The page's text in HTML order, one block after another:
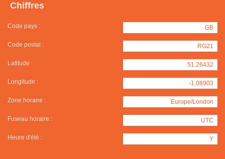
Chiffres
Code pays : GB
Code postal : RG21
Latitude : 51.26432
Longitude : -1.08903
Zone horaire : Europe/London
Fuseau horaire : UTC
Heure d'été : Y